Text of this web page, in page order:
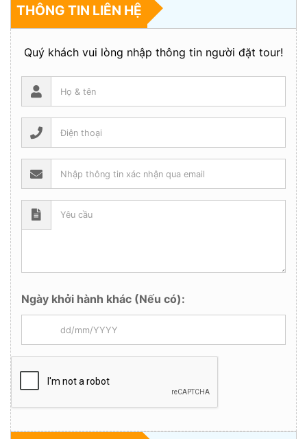
THÔNG TIN LIÊN HỆ
Quý khách vui lòng nhập thông tin người đặt tour!
Ngày khởi hành khác (Nếu có):